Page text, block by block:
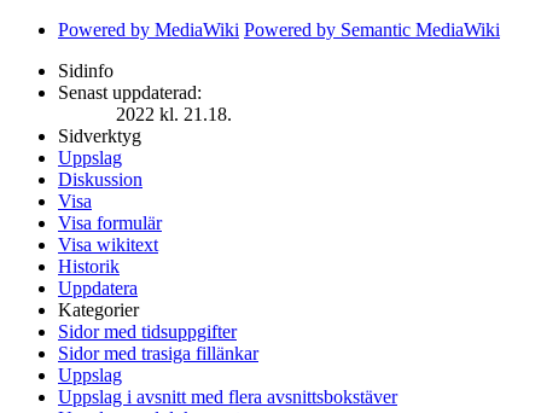
Powered by MediaWiki Powered by Semantic MediaWiki
Sidinfo
Senast uppdaterad:
2022 kl. 21.18.
Sidverktyg
Uppslag
Diskussion
Visa
Visa formulär
Visa wikitext
Historik
Uppdatera
Kategorier
Sidor med tidsuppgifter
Sidor med trasiga fillänkar
Uppslag
Uppslag i avsnitt med flera avsnittsbokstäver